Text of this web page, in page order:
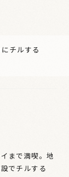
チルする
まで満喫。地
でチルする